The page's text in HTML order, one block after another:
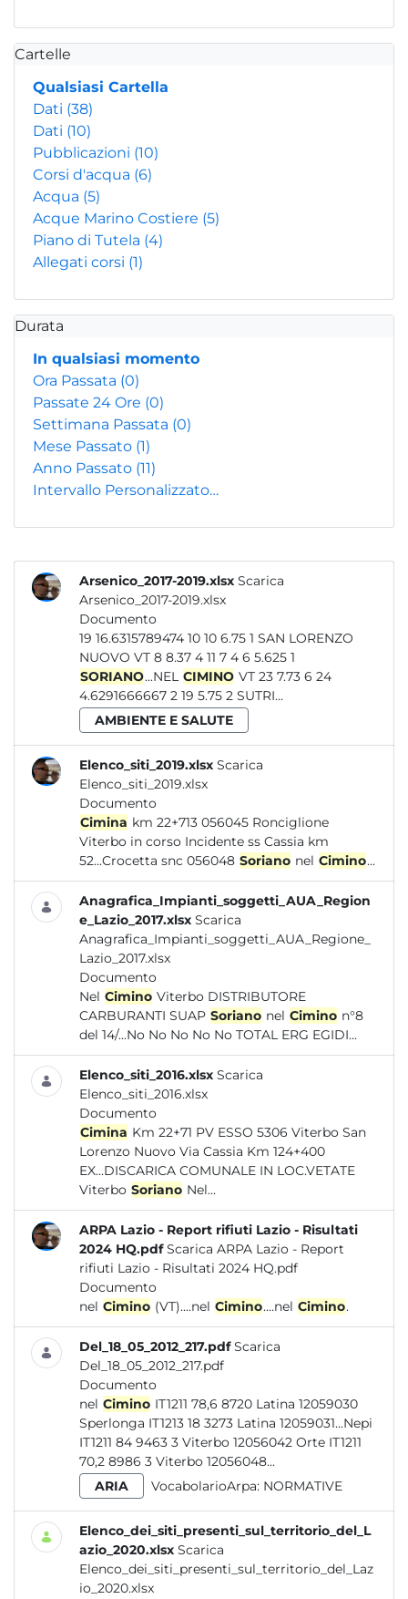
Cartelle
Qualsiasi Cartella
Dati (38)
Dati (10)
Pubblicazioni (10)
Corsi d'acqua (6)
Acqua (5)
Acque Marino Costiere (5)
Piano di Tutela (4)
Allegati corsi (1)
Durata
In qualsiasi momento
Ora Passata (0)
Passate 24 Ore (0)
Settimana Passata (0)
Mese Passato (1)
Anno Passato (11)
Intervallo Personalizzato…
Arsenico_2017-2019.xlsx Scarica
Arsenico_2017-2019.xlsx
Documento
19 16.6315789474 10 10 6.75 1 SAN LORENZO
NUOVO VT 8 8.37 4 11 7 4 6 5.625 1
SORIANO...NEL CIMINO VT 23 7.73 6 24
4.6291666667 2 19 5.75 2 SUTRI...
AMBIENTE E SALUTE
Elenco_siti_2019.xlsx Scarica
Elenco_siti_2019.xlsx
Documento
Cimina km 22+713 056045 Ronciglione
Viterbo in corso Incidente ss Cassia km
52...Crocetta snc 056048 Soriano nel Cimino...
Anagrafica_Impianti_soggetti_AUA_Region
e_Lazio_2017.xlsx Scarica
Anagrafica_Impianti_soggetti_AUA_Regione_
Lazio_2017.xlsx
Documento
Nel Cimino Viterbo DISTRIBUTORE
CARBURANTI SUAP Soriano nel Cimino n°8
del 14/...No No No No No TOTAL ERG EGIDI...
Elenco_siti_2016.xlsx Scarica
Elenco_siti_2016.xlsx
Documento
Cimina Km 22+71 PV ESSO 5306 Viterbo San
Lorenzo Nuovo Via Cassia Km 124+400
EX...DISCARICA COMUNALE IN LOC.VETATE
Viterbo Soriano Nel...
ARPA Lazio - Report rifiuti Lazio - Risultati
2024 HQ.pdf Scarica ARPA Lazio - Report
rifiuti Lazio - Risultati 2024 HQ.pdf
Documento
nel Cimino (VT)....nel Cimino....nel Cimino.
Del_18_05_2012_217.pdf Scarica
Del_18_05_2012_217.pdf
Documento
nel Cimino IT1211 78,6 8720 Latina 12059030
Sperlonga IT1213 18 3273 Latina 12059031...Nepi
IT1211 84 9463 3 Viterbo 12056042 Orte IT1211
70,2 8986 3 Viterbo 12056048...
ARIA
VocabolarioArpa: NORMATIVE
Elenco_dei_siti_presenti_sul_territorio_del_L
azio_2020.xlsx Scarica
Elenco_dei_siti_presenti_sul_territorio_del_Laz
io_2020.xlsx